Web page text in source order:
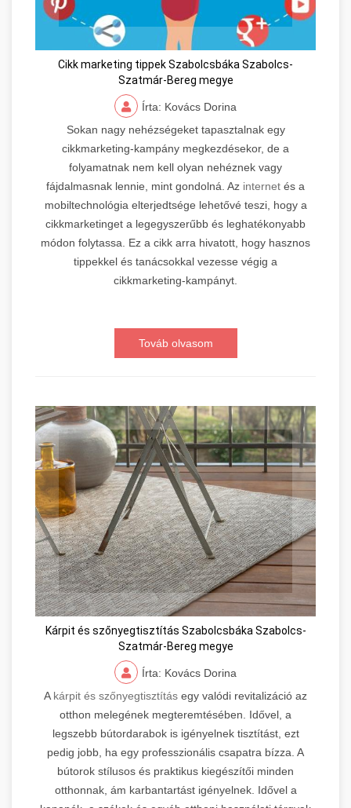
Cikk marketing tippek Szabolcsbáka Szabolcs-
Szatmár-Bereg megye
Írta: Kovács Dorina
Sokan nagy nehézségeket tapasztalnak egy
cikkmarketing-kampány megkezdésekor, de a
folyamatnak nem kell olyan nehéznek vagy
fájdalmasnak lennie, mint gondolná. Az internet és a
mobiltechnológia elterjedtsége lehetővé teszi, hogy a
cikkmarketinget a legegyszerűbb és leghatékonyabb
módon folytassa. Ez a cikk arra hivatott, hogy hasznos
tippekkel és tanácsokkal vezesse végig a
cikkmarketing-kampányt.
Továb olvasom
Kárpit és szőnyegtisztítás Szabolcsbáka Szabolcs-
Szatmár-Bereg megye
Írta: Kovács Dorina
A kárpit és szőnyegtisztítás egy valódi revitalizáció az
otthon melegének megteremtésében. Idővel, a
legszebb bútordarabok is igényelnek tisztítást, ezt
pedig jobb, ha egy professzionális csapatra bízza. A
bútorok stílusos és praktikus kiegészítői minden
otthonnak, ám karbantartást igényelnek. Idővel a